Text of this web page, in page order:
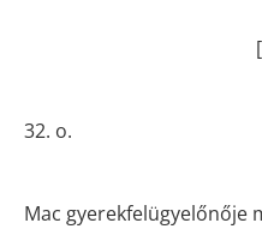
32. o.
Mac gyerekfelügyelőnője